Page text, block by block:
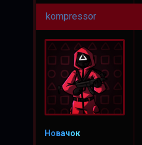
kompressor
Новачок